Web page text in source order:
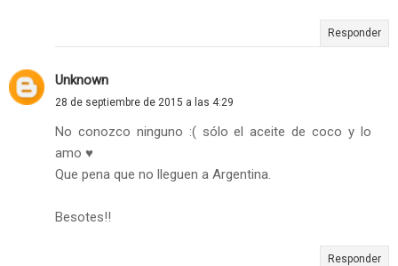
Responder
Unknown
28 de septiembre de 2015 a las 4:29
No conozco ninguno :( sólo el aceite de coco y lo
amo ♥
Que pena que no lleguen a Argentina.
Besotes!!
Responder